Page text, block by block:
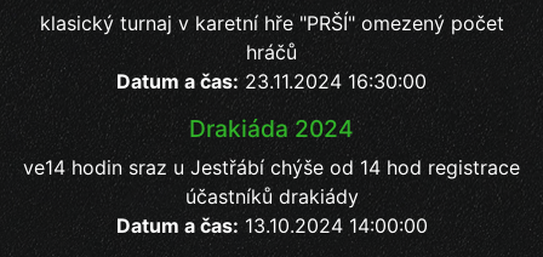
klasický turnaj v karetní hře "PRŠÍ" omezený počet
hráčů
Datum a čas:23.11.2024 16:30:00
Drakiáda 2024
ve14 hodin sraz u Jestřábí chýše od 14 hod registrace
účastníků drakiády
Datum a čas:13.10.2024 14:00:00